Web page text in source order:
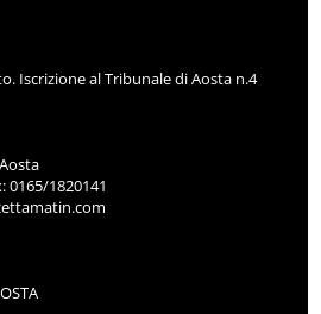
Iscrizione al Tribunale di Aosta n.4
0165/1820141